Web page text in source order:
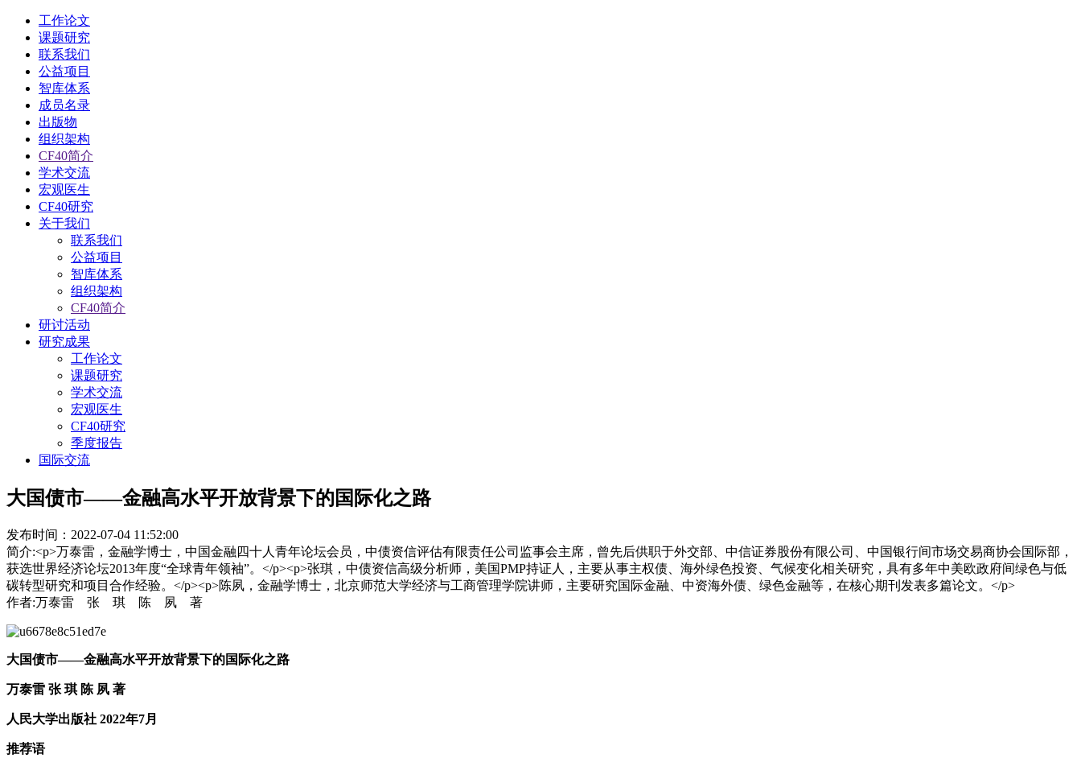
工作论文
课题研究
联系我们
公益项目
智库体系
成员名录
出版物
组织架构
CF40简介
学术交流
宏观医生
CF40研究
关于我们
联系我们
公益项目
智库体系
组织架构
CF40简介
研讨活动
研究成果
工作论文
课题研究
学术交流
宏观医生
CF40研究
季度报告
国际交流
大国债市——金融高水平开放背景下的国际化之路
发布时间：2022-07-04 11:52:00
简介:<p>万泰雷，金融学博士，中国金融四十人青年论坛会员，中债资信评估有限责任公司监事会主席，曾先后供职于外交部、中信证券股份有限公司、中国银行间市场交易商协会国际部，
获选世界经济论坛2013年度“全球青年领袖”。</p><p>张琪，中债资信高级分析师，美国PMP持证人，主要从事主权债、海外绿色投资、气候变化相关研究，具有多年中美欧政府间绿色与低
碳转型研究和项目合作经验。</p><p>陈夙，金融学博士，北京师范大学经济与工商管理学院讲师，主要研究国际金融、中资海外债、绿色金融等，在核心期刊发表多篇论文。</p>
作者:万泰雷 张 琪 陈 夙 著
大国债市——金融高水平开放背景下的国际化之路
万泰雷 张 琪 陈 夙 著
人民大学出版社 2022年7月
推荐语